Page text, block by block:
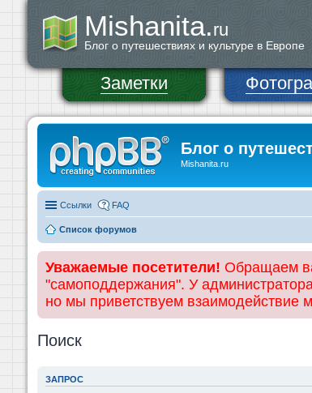
Mishanita.ru
Блог о путешествиях и культуре в Европе
Заметки
Блог о
Mishanita.ru
Ссылки FAQ
Список форумов
Уважаемые посетители! Обращаем
"самоподдержания". У
но мы приветствуем взаимодействие
Поиск
ЗАПРОС